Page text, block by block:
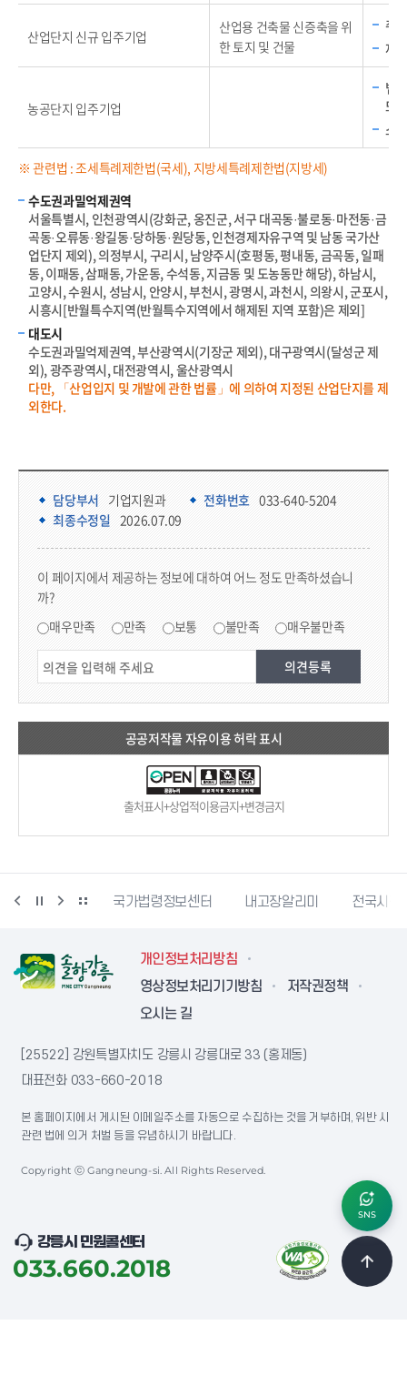
산업단지 신규 입주기업
산업용 건축물 신증축을 위
한 토지 및 건물
취
재
농공단지 입주기업
법
또
소
※ 관련법 : 조세특례제한법(국세), 지방세특례제한법(지방세)
수도권과밀억제권역
서울특별시, 인천광역시(강화군, 옹진군, 서구 대곡동·불로동·마전동·금
곡동·오류동·왕길동·당하동·원당동, 인천경제자유구역 및 남동 국가산
업단지 제외), 의정부시, 구리시, 남양주시(호평동, 평내동, 금곡동, 일패
동, 이패동, 삼패동, 가운동, 수석동, 지금동 및 도농동만 해당), 하남시,
고양시, 수원시, 성남시, 안양시, 부천시, 광명시, 과천시, 의왕시, 군포시,
시흥시[반월특수지역(반월특수지역에서 해제된 지역 포함)은 제외]
대도시
수도권과밀억제권역, 부산광역시(기장군 제외), 대구광역시(달성군 제
외), 광주광역시, 대전광역시, 울산광역시
다만, 「산업입지 및 개발에 관한 법률」에 의하여 지정된 산업단지를 제
외한다.
담당부서 정보 & 컨텐츠 만족도 조사 & 공공저작물 자유이용 허락 표시
담당부서 기업지원과 전화번호 033-640-5204
최종수정일 2026.07.09
이 페이지에서 제공하는 정보에 대하여 어느 정도 만족하셨습니
까?
매우만족 만족 보통 불만족 매우불만족
공공저작물 자유이용 허락 표시
출처표시+상업적이용금지+변경금지
문서24 국가법령정보센터 내고장알리미 전국시장
개인정보처리방침
영상정보처리기기방침
저작권정책
오시는 길
[25522] 강원특별자치도 강릉시 강릉대로 33 (홍제동)
대표전화 033-660-2018
본 홈페이지에서 게시된 이메일주소를 자동으로 수집하는 것을 거부하며, 위반 시
관련 법에 의거 처벌 등을 유념하시기 바랍니다.
Copyright ⓒ Gangneung-si. All Rights Reserved.
강릉시 민원콜센터
033.660.2018
SNS